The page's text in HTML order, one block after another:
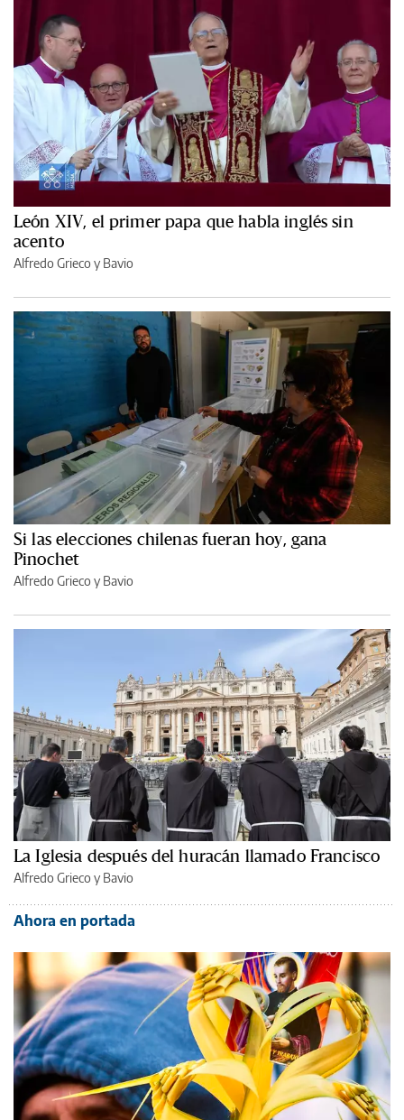
León XIV, el primer papa que habla inglés sin
acento
Alfredo Grieco y Bavio
Si las elecciones chilenas fueran hoy, gana
Pinochet
Alfredo Grieco y Bavio
La Iglesia después del huracán llamado Francisco
Alfredo Grieco y Bavio
Ahora en portada